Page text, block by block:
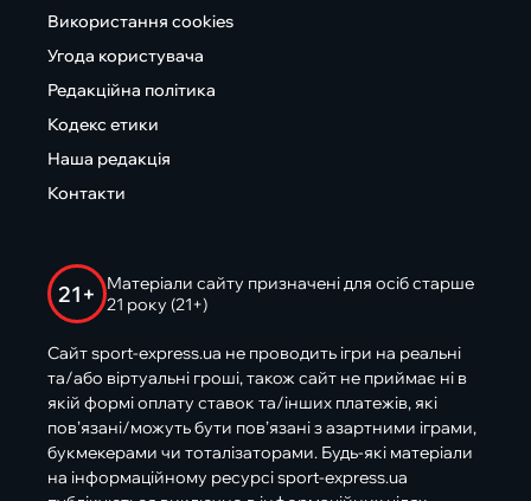
Використання cookies
Угода користувача
Редакційна політика
Кодекс етики
Наша редакція
Контакти
21+
Матеріали сайту призначені для осіб старше
21 року (21+)
Сайт sport-express.ua не проводить ігри на реальні
та/або віртуальні гроші, також сайт не приймає ні в
якій формі оплату ставок та/інших платежів, які
пов’язані/можуть бути пов’язані з азартними іграми,
букмекерами чи тоталізаторами. Будь-які матеріали
на інформаційному ресурсі sport-express.ua